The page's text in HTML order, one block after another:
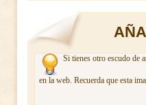
Si tienes otro escudo de
en la web. Recuerda que esta